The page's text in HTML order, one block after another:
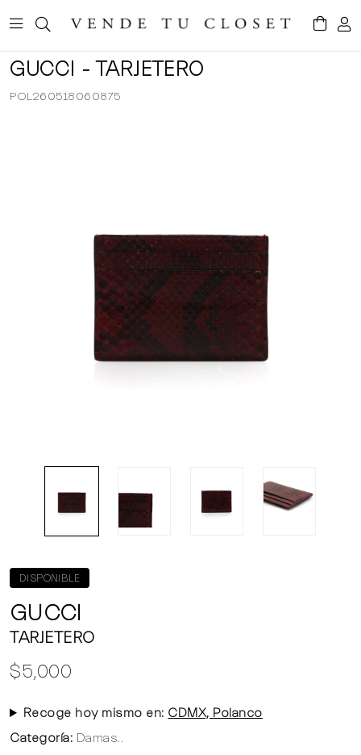
GUCCI - TARJETERO
POL260518060875
DISPONIBLE
GUCCI
TARJETERO
$5,000
Recoge hoy mismo en: CDMX, Polanco
Categoría: Damas..